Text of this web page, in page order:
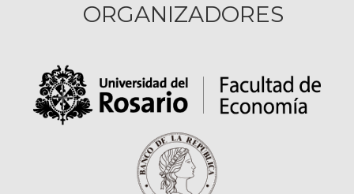
ORGANIZADORES